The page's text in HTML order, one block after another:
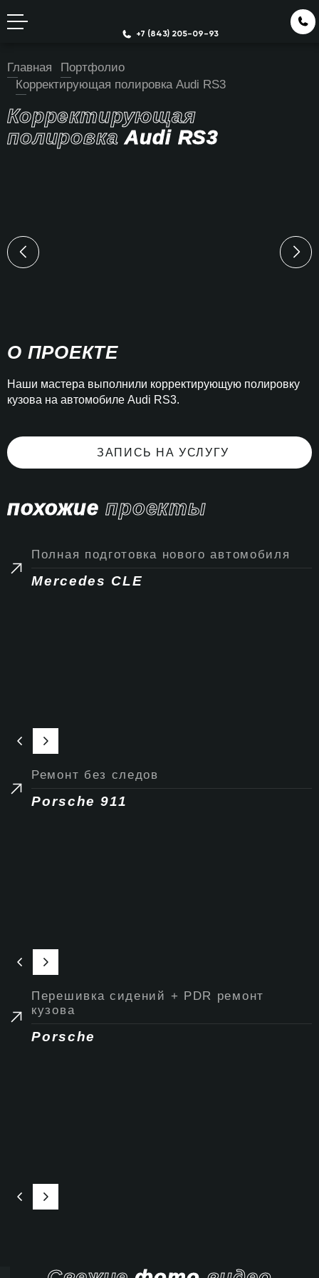
+7 (843) 205-09-93
Главная
Портфолио
Корректирующая полировка Audi RS3
Корректирующая
полировкаAudi RS3
О ПРОЕКТЕ
Наши мастера выполнили корректирующую полировку
кузова на автомобиле Audi RS3.
ЗАПИСЬ НА УСЛУГУ
похожие проекты
Полная подготовка нового автомобиля
Mercedes CLE
Ремонт без следов
Porsche 911
Перешивка сидений + PDR ремонт
кузова
Porsche